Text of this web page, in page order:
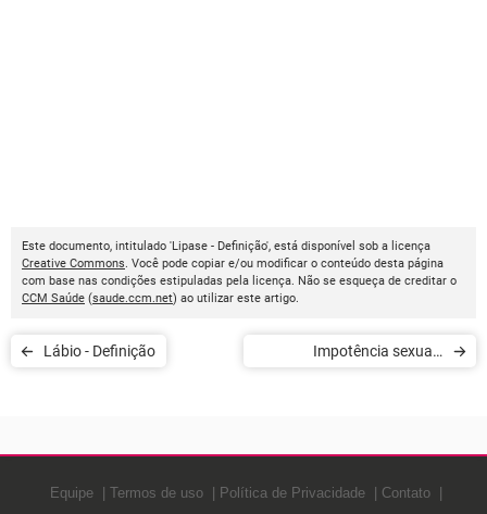
Este documento, intitulado 'Lipase - Definição', está disponível sob a licença
Creative Commons. Você pode copiar e/ou modificar o conteúdo desta página
com base nas condições estipuladas pela licença. Não se esqueça de creditar o
CCM Saúde (saude.ccm.net) ao utilizar este artigo.
Lábio - Definição
Impotência sexual -
Equipe Termos de uso Política de Privacidade Contato